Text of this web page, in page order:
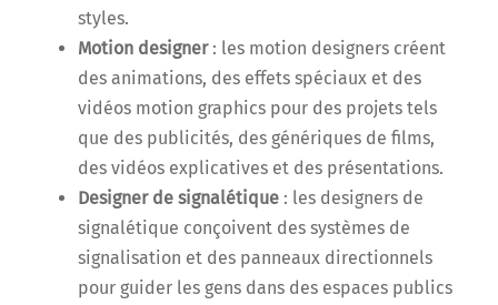
styles.
Motion designer: les motion designers créent
des animations, des effets spéciaux et des
vidéos motion graphics pour des projets tels
que des publicités, des génériques de films,
des vidéos explicatives et des présentations.
Designer de signalétique : les designers de
signalétique conçoivent des systèmes de
signalisation et des panneaux directionnels
pour guider les gens dans des espaces publics